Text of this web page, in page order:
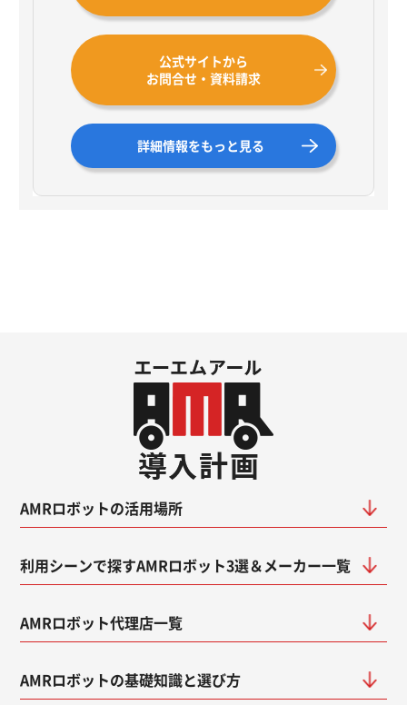
公式サイトから
お問合せ・資料請求
詳細情報をもっと見る
AMRロボットの活用場所
利用シーンで探すAMRロボット3選＆メーカー一覧
AMRロボット代理店一覧
AMRロボットの基礎知識と選び方